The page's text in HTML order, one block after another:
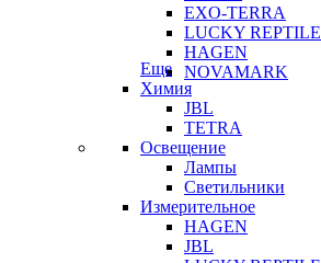
EXO-TERRA
LUCKY REPTILE
HAGEN
NOVAMARK
Еще
Химия
JBL
TETRA
Освещение
Лампы
Светильники
Измерительное
HAGEN
JBL